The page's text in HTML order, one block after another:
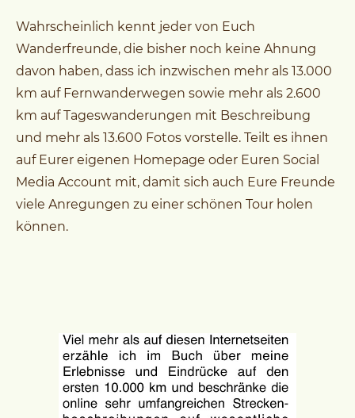
Wahrscheinlich kennt jeder von Euch
Wanderfreunde, die bisher noch keine Ahnung
davon haben, dass ich inzwischen mehr als 13.000
km auf Fernwanderwegen sowie mehr als 2.600
km auf Tageswanderungen mit Beschreibung
und mehr als 13.600 Fotos vorstelle. Teilt es ihnen
auf Eurer eigenen Homepage oder Euren Social
Media Account mit, damit sich auch Eure Freunde
viele Anregungen zu einer schönen Tour holen
können.